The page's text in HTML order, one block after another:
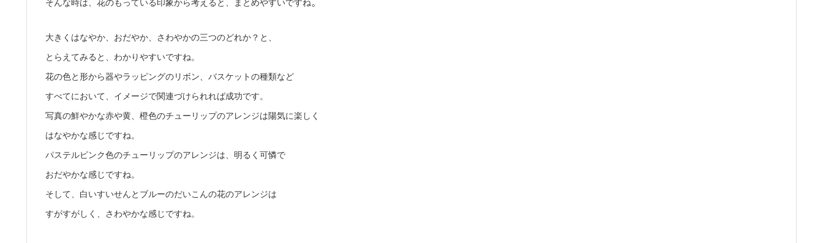
そんな時は、花のもっている印象から考えると、まとめやすいですね
大きくはなやか、おだやか、さわやかの三つのどれか？と、
とらえてみると、わかりやすいですね。
花の色と形から器やラッピングのリボン、バスケットの種類など
すべてにおいて、イメージで関連づけられれば成功です。
写真の鮮やかな赤や黄、橙色のチューリップのアレンジは陽気に楽しく
はなやかな感じですね。
パステルピンク色のチューリップのアレンジは、明るく可憐で
おだやかな感じですね。
そして、白いすいせんとブルーのだいこんの花のアレンジは
すがすがしく、さわやかな感じですね。